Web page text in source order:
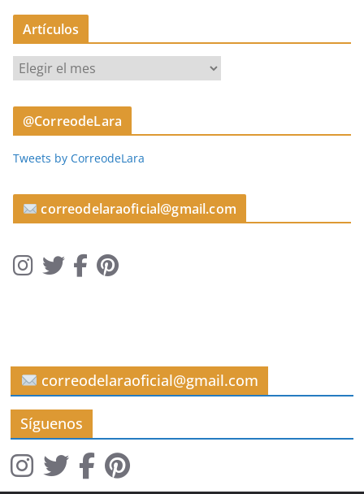
Artículos
t
u
s
@CorreodeLara
Tweets by CorreodeLara
correodelaraoficial@gmail.com
correodelaraoficial@gmail.com
Síguenos